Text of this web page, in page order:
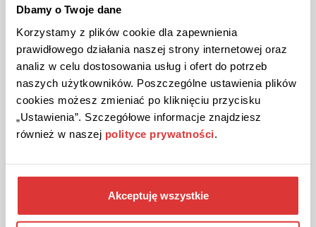
Dbamy o Twoje dane
Korzystamy z plików cookie dla zapewnienia
prawidłowego działania naszej strony internetowej oraz
analiz w celu dostosowania usług i ofert do potrzeb
naszych użytkowników. Poszczególne ustawienia plików
cookies możesz zmieniać po kliknięciu przycisku
„Ustawienia”. Szczegółowe informacje znajdziesz
również w naszej polityce prywatności
Akceptuję wszystkie
erstklassigen Service für den weltweiten Versand, der
Umfangreiches Angebot an
Versandlösungen
Paketversand und Dokumentenzustellung:
eurosender bietet flexible und preisgünstige
Dokumente. Die Plattform ermöglicht es Ihnen, Ihre
Sendung einfach online zu buchen und den
Versandprozess nahtlos zu verfolgen. Egal ob Sie ein
kleines Paket oder wichtige Geschäftsdokumente